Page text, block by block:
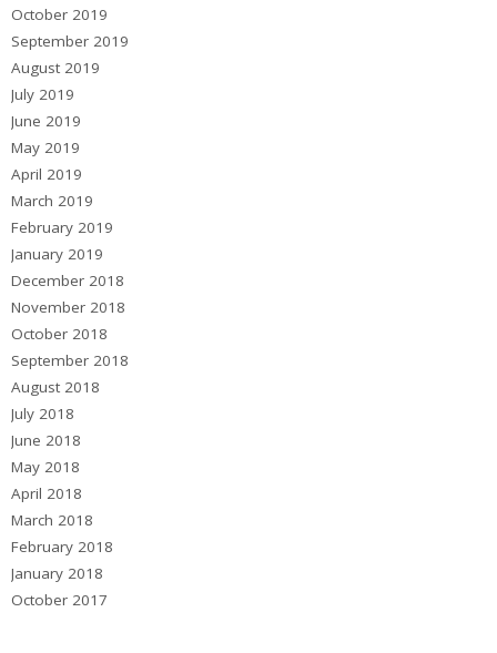
October 2019
September 2019
August 2019
July 2019
June 2019
May 2019
April 2019
March 2019
February 2019
January 2019
December 2018
November 2018
October 2018
September 2018
August 2018
July 2018
June 2018
May 2018
April 2018
March 2018
February 2018
January 2018
October 2017